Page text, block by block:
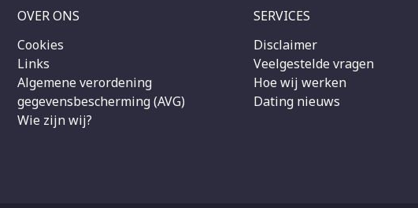
OVER ONS
Cookies
Links
Algemene verordening
gegevensbescherming (AVG)
Wie zijn wij?
SERVICES
Disclaimer
Veelgestelde vragen
Hoe wij werken
Dating nieuws